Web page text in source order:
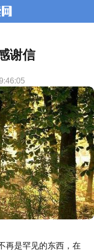
谢信
再是罕见的东西，在